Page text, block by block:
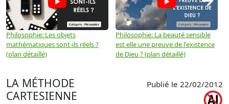
Philosophie: Les objets
mathématiques sont-ils réels ?
(plan détaillé)
Philosophie: La beauté sensible
est elle une preuve de l'existence
de Dieu ? (plan détaillé)
LA MÉTHODE
CARTESIENNE
Publié le 22/02/2012